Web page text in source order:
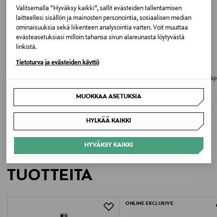
Valitsemalla “Hyväksy kaikki”, sallit evästeiden tallentamisen
laitteellesi sisällön ja mainosten personointia, sosiaalisen median
ominaisuuksia sekä liikenteen analysointia varten. Voit muuttaa
evästeasetuksiasi milloin tahansa sivun alareunasta löytyvästä
linkistä.
Tietoturva ja evästeiden käyttö
MUOKKAA ASETUKSIA
HYLKÄÄ KAIKKI
HYVÄKSY KAIKKI
Väri
SUNSET
Koko
Valmistusmaa
Valmistajan tuotenumero
03202101
ALE –40%
Discounted Price
22,70 € Original Price
38,00 €
Alex Armbands -uimakellukkeet 2
Discounted Price
14,90 € Original Price
25,00 €
LISÄÄ KIINNOSTAVIA
TUOTTEITA
ONLINE EXCLUSIVE